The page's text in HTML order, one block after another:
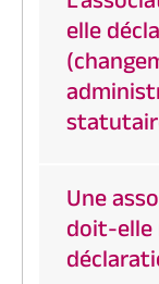
elle
Une
doit-elle